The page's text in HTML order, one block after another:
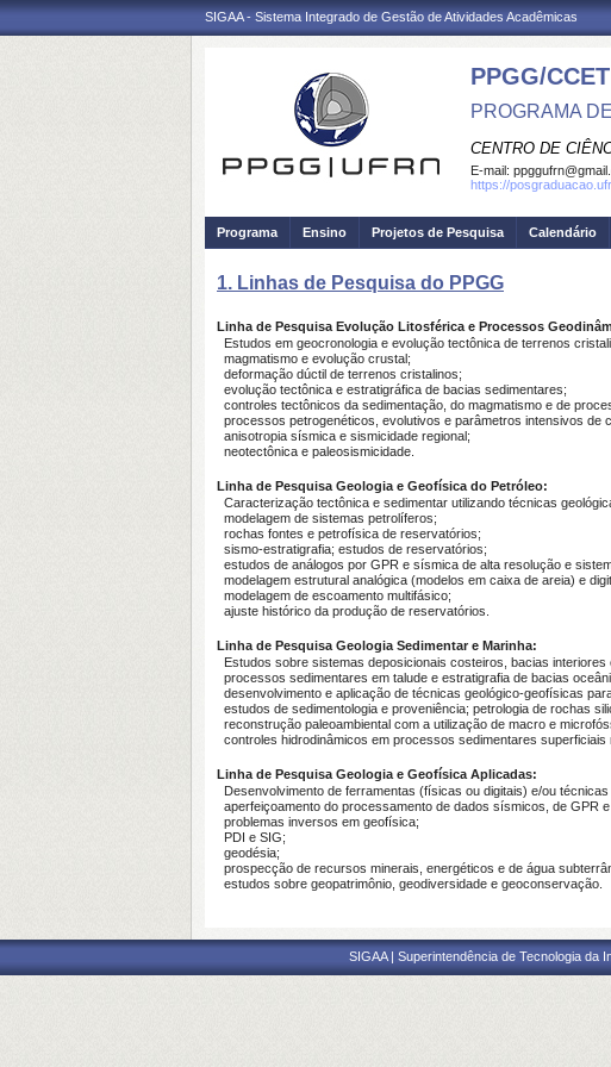
SIGAA - Sistema Integrado de Gestão de Atividades Acadêmicas
PPGG/CCET
PROGRAMA
CENTRO DE
E-mail:
https://
Programa Ensino Projetos de Pesquisa Calendário
1. Linhas de Pesquisa do PPGG
Linha de Pesquisa Evolução Litosférica e Processos
Estudos em geocronologia e evolução tectônica de terrenos
magmatismo e evolução crustal;
deformação dúctil de terrenos cristalinos;
evolução tectônica e estratigráfica de bacias sedimentares;
controles tectônicos da sedimentação, do magmatismo e de
processos petrogenéticos, evolutivos e parâmetros intensivos de
anisotropia sísmica e sismicidade regional;
neotectônica e paleosismicidade.
Linha de Pesquisa Geologia e Geofísica do Petróleo:
Caracterização tectônica e sedimentar utilizando técnicas
modelagem de sistemas petrolíferos;
rochas fontes e petrofísica de reservatórios;
sismo-estratigrafia; estudos de reservatórios;
estudos de análogos por GPR e sísmica de alta resolução e
modelagem estrutural analógica (modelos em caixa de areia) e
modelagem de escoamento multifásico;
ajuste histórico da produção de reservatórios.
Linha de Pesquisa Geologia Sedimentar e Marinha:
Estudos sobre sistemas deposicionais costeiros, bacias
processos sedimentares em talude e estratigrafia de bacias
desenvolvimento e aplicação de técnicas geológico-geofísicas
estudos de sedimentologia e proveniência; petrologia de rochas
reconstrução paleoambiental com a utilização de macro e
controles hidrodinâmicos em processos sedimentares
Linha de Pesquisa Geologia e Geofísica Aplicadas:
Desenvolvimento de ferramentas (físicas ou digitais) e/ou
aperfeiçoamento do processamento de dados sísmicos, de GPR
problemas inversos em geofísica;
PDI e SIG;
geodésia;
prospecção de recursos minerais, energéticos e de água
estudos sobre geopatrimônio, geodiversidade e geoconservação.
SIGAA | Superintendência de Tecnologia